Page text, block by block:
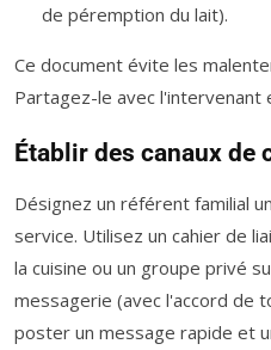
de péremption du lait).
Ce document évite les
Partagez-le avec l'intervenant
Établir des canaux
Désignez un référent familial
service. Utilisez un cahier de
la cuisine ou un groupe privé
messagerie (avec l'accord de
poster un message rapide et